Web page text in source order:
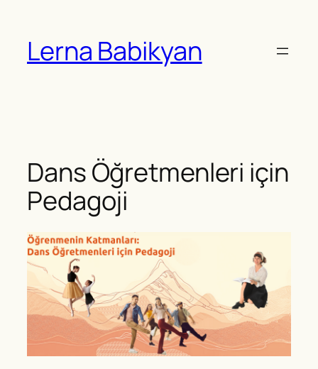
content
Lerna Babikyan
Dans Öğretmenleri için
Pedagoji